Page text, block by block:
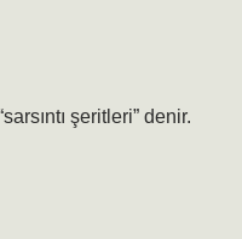
şeritleri” denir.